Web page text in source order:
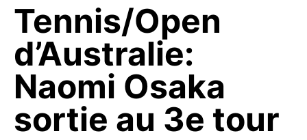
Tennis/Open
d’Australie:
Naomi Osaka
sortie au 3e tour